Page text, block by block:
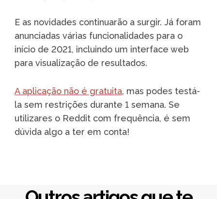
E as novidades continuarão a surgir. Já foram
anunciadas várias funcionalidades para o
início de 2021, incluindo um interface web
para visualização de resultados.
A aplicação não é gratuita, mas podes testá-
la sem restrições durante 1 semana. Se
utilizares o Reddit com frequência, é sem
dúvida algo a ter em conta!